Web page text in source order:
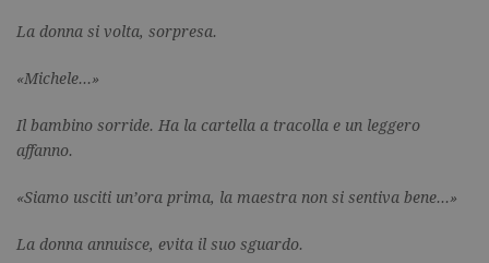
La donna si volta, sorpresa.
«Michele…»
Il bambino sorride. Ha la cartella a tracolla e un leggero
affanno.
«Siamo usciti un’ora prima, la maestra non si sentiva bene…»
La donna annuisce, evita il suo sguardo.